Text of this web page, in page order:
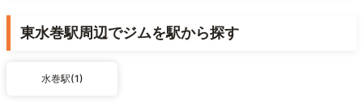
東水巻駅周辺でジムを駅から探す
水巻駅(1)